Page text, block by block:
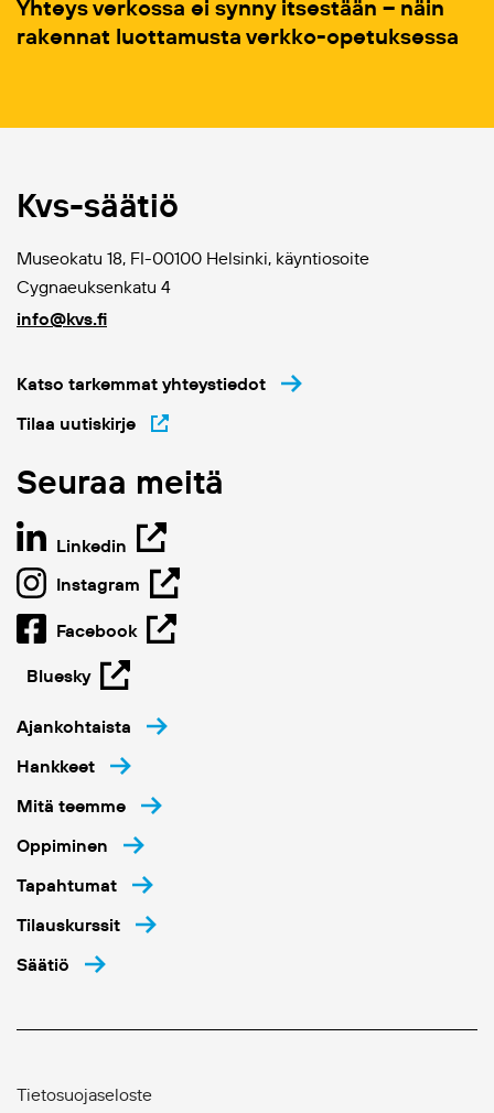
Yhteys verkossa ei synny itsestään – näin
rakennat luottamusta verkko-opetuksessa
Kvs-säätiö
Museokatu 18, FI-00100 Helsinki, käyntiosoite
Cygnaeuksenkatu 4
info@kvs.fi
Katso tarkemmat yhteystiedot
Tilaa uutiskirje
Seuraa meitä
Linkedin
Instagram
Facebook
Bluesky
Ajankohtaista
Hankkeet
Mitä teemme
Oppiminen
Tapahtumat
Tilauskurssit
Säätiö
Tietosuojaseloste